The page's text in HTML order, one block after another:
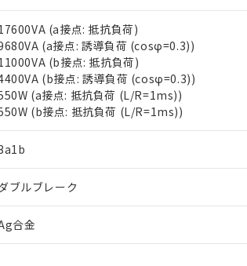
(a接点: 抵抗負荷)
(a接点: 誘導負荷 (cosφ=0.3))
(b接点: 抵抗負荷)
(b接点: 誘導負荷 (cosφ=0.3))
(a接点: 抵抗負荷 (L/R=1ms))
(b接点: 抵抗負荷 (L/R=1ms))
ブルブレーク
合金
は、当社制御機器事業取扱商品の当社在庫状
。
器事業取扱商品の中には、本サービスの対象
よび標準価格照会結果は、記載している更新
閲覧された時点での実際の在庫および標準価
RoHS指令（10物質）の非含有に対応した製
指令（10物質）の非含有に対応した製品に
RoHS指令（10物質）の非含有に非対応の
RoHS指令（10物質）の非含有の対応状況を
ンス料など無形物で、有害物質有無と関係のな
より、非含有部品としていたものが、含有品
）：
、 水銀(Hg) 1000ppm以下、 カドミウム(Cd) 100ppm以下、
ルヘキシル) (DEHP)(別名：DOP) 1000ppm以下、フタル酸
４物質については閾値を超える意図的な使用がないことを確
表
材料含有率が中国RoHSの基準値以下であるこ
材料含有率が中国RoHSの基準値を超えている
す。当社販売部門へお問い合わせください。
水銀) : 1000ppm、 Cd(カドミウム) : 100ppm、
、 PBBs(ポリ臭化ビフェニル類) : 1000ppm、
ル) : 1000ppm、 DIBP(フタル酸ジイソブチル) : 1000ppm、
エチルヘキシル)) : 1000ppm
れら貴社製品のうち、外国為替および外国貿
または国外への提供する場合は、日本国政府
な手続きをとります。
貨物を破棄する場合は、完全に破砕するなど
以上の在庫あり